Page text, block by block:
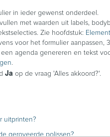
in ieder gewenst onderdeel.
met waarden uit labels,
Zie hoofdstuk:
voor het formulier aanpassen,
agenda genereren en tekst
Ja op de vraag 'Alles akkoord?'.
uitprinten?
geroyeerde polissen?